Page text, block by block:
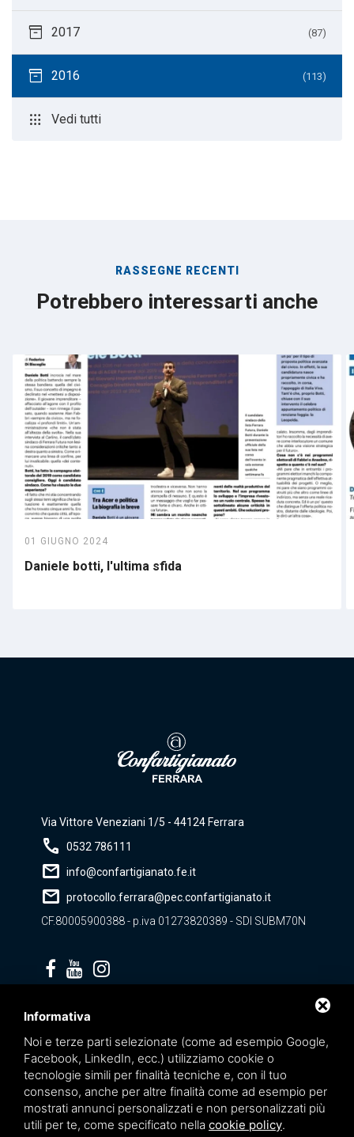
inventory_2 2017 (87)
inventory_2 2016 (113)
apps Vedi tutti
RASSEGNE RECENTI
Potrebbero interessarti anche
01 GIUGNO 2024
Daniele botti, l'ultima sfida
Via Vittore Veneziani 1/5 - 44124 Ferrara
call 0532 786111
mail info@confartigianato.fe.it
mail protocollo.ferrara@pec.confartigianato.it
CF.80005900388 - p.iva 01273820389 - SDI SUBM70N
Informativa
Noi e terze parti selezionate (come ad esempio Google,
Facebook, LinkedIn, ecc.) utilizziamo cookie o
tecnologie simili per finalità tecniche e, con il tuo
consenso, anche per altre finalità come ad esempio per
mostrati annunci personalizzati e non personalizzati più
utili per te, come specificato nella cookie policy.